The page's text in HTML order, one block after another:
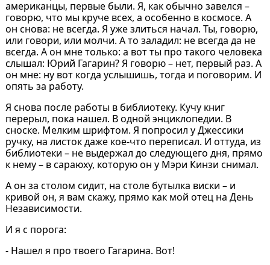
американцы, первые были. Я, как обычно завелся –
говорю, что мы круче всех, а особенно в космосе. А
он снова: не всегда. Я уже злиться начал. Ты, говорю,
или говори, или молчи. А то заладил: не всегда да не
всегда. А он мне только: а вот ты про такого человека
слышал: Юрий Гагарин? Я говорю – нет, первый раз. А
он мне: ну вот когда услышишь, тогда и поговорим. И
опять за работу.
Я снова после работы в библиотеку. Кучу книг
перерыл, пока нашел. В одной энциклопедии. В
сноске. Мелким шрифтом. Я попросил у Джессики
ручку, на листок даже кое-что переписал. И оттуда, из
библиотеки – не выдержал до следующего дня, прямо
к нему – в сараюху, которую он у Мэри Кинзи снимал.
А он за столом сидит, на столе бутылка виски – и
кривой он, я вам скажу, прямо как мой отец на День
Независимости.
И я с порога:
- Нашел я про твоего Гагарина. Вот!